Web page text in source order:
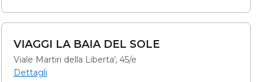
VIAGGI LA BAIA DEL SOLE
Viale Martiri della Liberta', 45/e
Dettagli